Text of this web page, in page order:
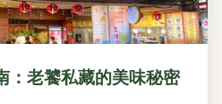
：老饕私藏的美味秘密